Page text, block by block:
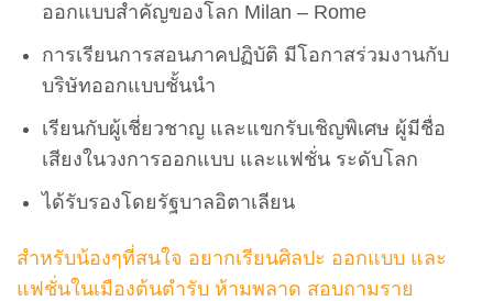
ออกแบบสำคัญของโลก Milan – Rome
การเรียนการสอนภาคปฏิบัติ มีโอกาสร่วมงานกับ
บริษัทออกแบบชั้นนำ
เรียนกับผู้เชี่ยวชาญ และแขกรับเชิญพิเศษ ผู้มีชื่อ
เสียงในวงการออกแบบ และแฟชั่น ระดับโลก
ได้รับรองโดยรัฐบาลอิตาเลียน
สำหรับน้องๆที่สนใจ อยากเรียนศิลปะ ออกแบบ และ
แฟชั่นในเมืองต้นตำรับ ห้ามพลาด สอบถามราย